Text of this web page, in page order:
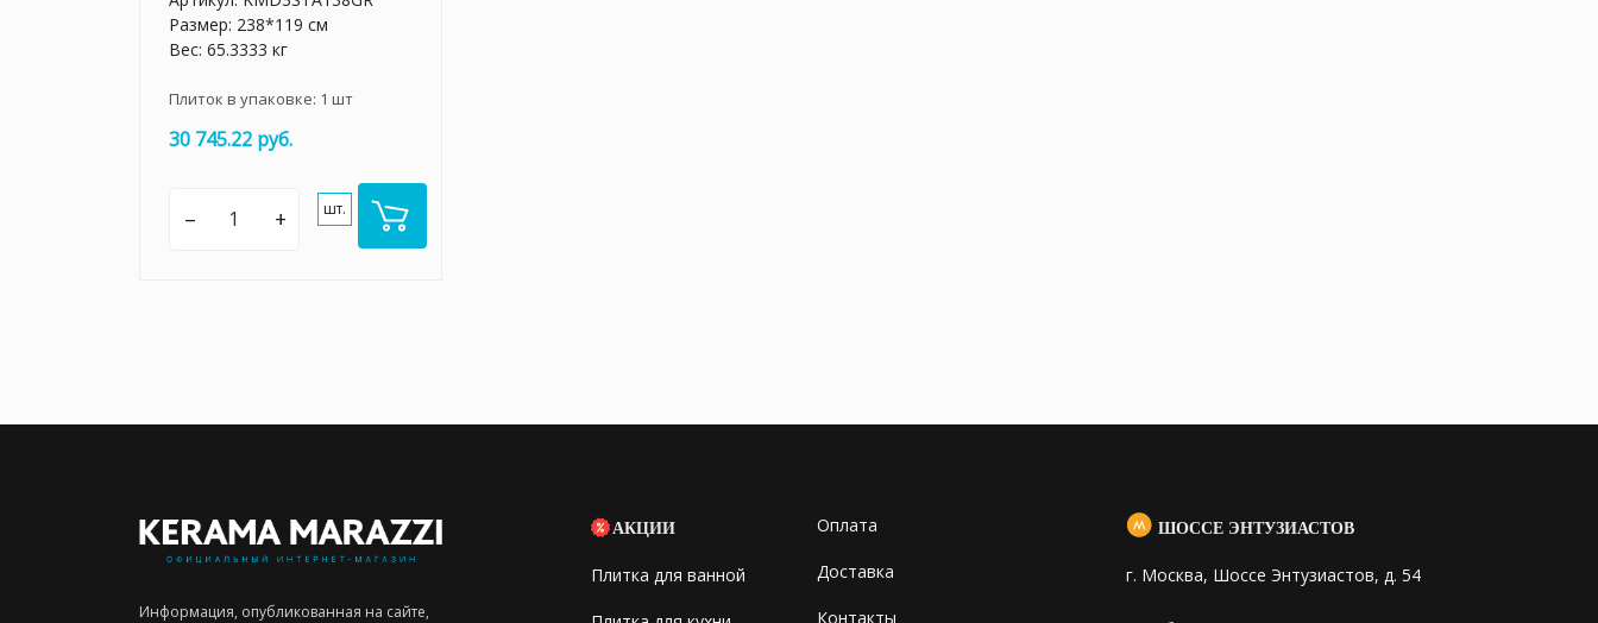
Размер: 238*119 см
Вес: 65.3333 кг
Плиток в упаковке: 1 шт
30 745.22 руб.
– + шт.
Информация, опубликованная на сайте,
АКЦИИ
Плитка для ванной
Оплата
Доставка
Контакты
ШОССЕ ЭНТУЗИАСТОВ
г. Москва, Шоссе Энтузиастов, д. 54